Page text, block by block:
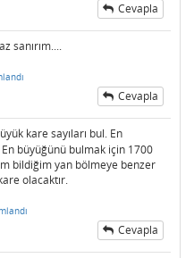
Cevapla
sanırım....
Cevapla
kare sayıları bul. En
büyüğünü bulmak için 1700
bildiğim yan bölmeye benzer
olacaktır.
Cevapla